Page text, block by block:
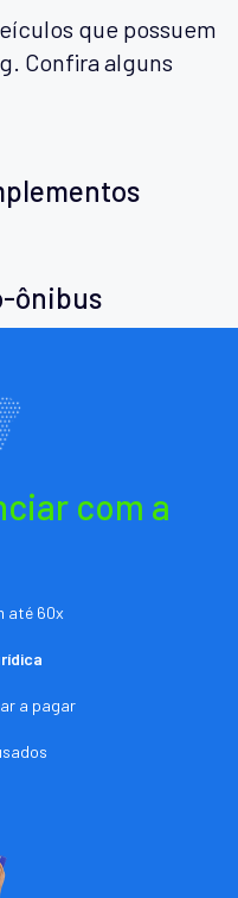
que possuem
Confira alguns
ônibus
com a
até 60x
a pagar